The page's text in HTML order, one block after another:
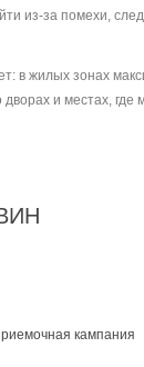
из-за помехи,
в жилых зонах
и местах, где
кампания